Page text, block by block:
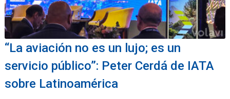
“La aviación no es un lujo; es un
servicio público”: Peter Cerdá de IATA
sobre Latinoamérica